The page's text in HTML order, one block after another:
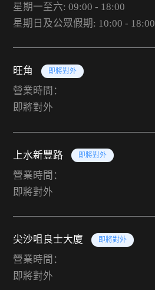
星期一至六: 09:00 - 18:00
星期日及公眾假期: 10:00 - 18:00
旺角 即將對外
營業時間：
即將對外
上水新豐路 即將對外
營業時間：
即將對外
尖沙咀良士大廈 即將對外
營業時間：
即將對外